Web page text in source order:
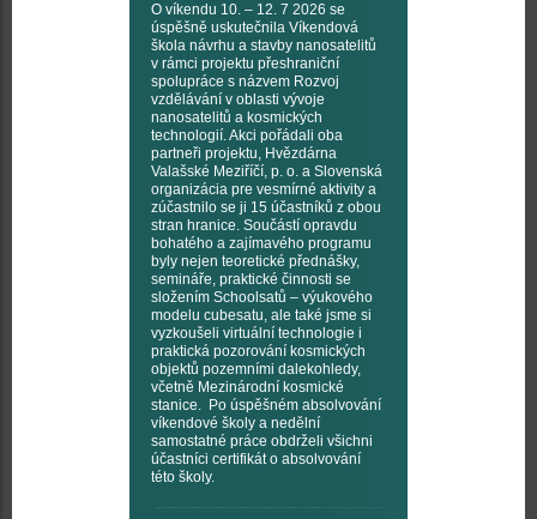
O víkendu 10. – 12. 7 2026 se
úspěšně uskutečnila Víkendová
škola návrhu a stavby nanosatelitů
v rámci projektu přeshraniční
spolupráce s názvem Rozvoj
vzdělávání v oblasti vývoje
nanosatelitů a kosmických
technologií. Akci pořádali oba
partneři projektu, Hvězdárna
Valašské Meziříčí, p. o. a Slovenská
organizácia pre vesmírné aktivity a
zúčastnilo se ji 15 účastníků z obou
stran hranice. Součástí opravdu
bohatého a zajímavého programu
byly nejen teoretické přednášky,
semináře, praktické činnosti se
složením Schoolsatů – výukového
modelu cubesatu, ale také jsme si
vyzkoušeli virtuální technologie i
praktická pozorování kosmických
objektů pozemními dalekohledy,
včetně Mezinárodní kosmické
stanice. Po úspěšném absolvování
víkendové školy a nedělní
samostatné práce obdrželi všichni
účastníci certifikát o absolvování
této školy.